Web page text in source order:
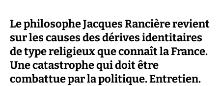
Le philosophe Jacques Rancière revient
sur les causes des dérives identitaires
de type religieux que connaît la France.
Une catastrophe qui doit être
combattue par la politique. Entretien.